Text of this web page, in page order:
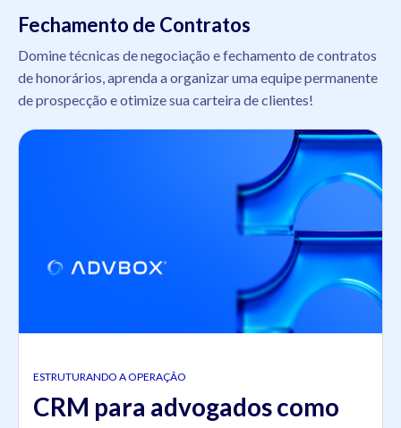
Fechamento de Contratos
Domine técnicas de negociação e fechamento de contratos
de honorários, aprenda a organizar uma equipe permanente
de prospecção e otimize sua carteira de clientes!
ESTRUTURANDO A OPERAÇÃO
CRM para advogados como